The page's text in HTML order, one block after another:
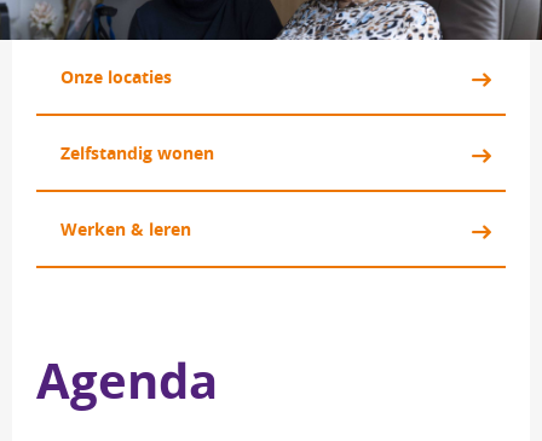
Onze locaties
Zelfstandig wonen
Werken & leren
Agenda